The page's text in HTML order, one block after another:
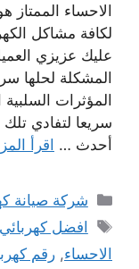
الاحساء
لكافة مشاكل
عليك عزيزي
المشكلة لحلها
المؤثرات السلبية
سريعا لتفادي تلك
أحدث … اقرأ
التصنيفات
شركة صيانة
الوسوم
افضل
الاحساء, رقم